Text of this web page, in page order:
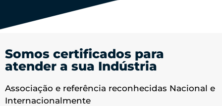
Somos certificados para
atender a sua Indústria
Associação e referência reconhecidas Nacional e
Internacionalmente